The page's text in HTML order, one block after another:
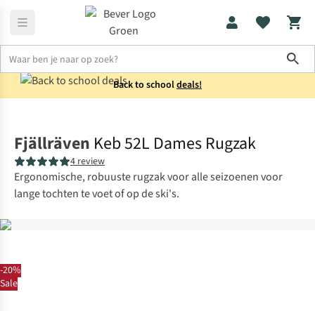
Back to schooldeals!
-20%
Sale
Fjällräven Keb 52L Dames Rugzak
4 review
Ergonomische, robuuste rugzak voor alle seizoenen voor
lange tochten te voet of op de ski's.